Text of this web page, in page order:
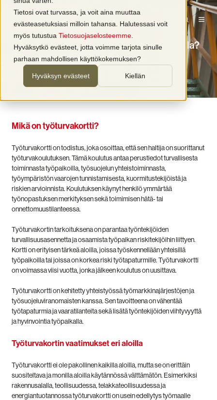
Tietosi ovat turvassa, ja voit aina muuttaa
evästeasetuksiasi milloin tahansa. Halutessasi voit
myös tutustua Tietosuojaselosteemme
Hyväksytkö evästeet, jotta voimme tarjota sinulle
parhaan mahdollisen käyttökokemuksen?
Hyväksyn evästeet Kiellän
Koulutus
Onko työturvakortti pakollinen kaikilla aloilla?
kirjoittajaPresto Oy 2 min lukuaika 6.10.2025 0:00
Mikä on työturvakortti?
Työturvakortti on todistus, joka osoittaa, että sen haltija on suorittanut
työturvakoulutuksen. Tämä koulutus antaa perustiedot turvallisesta
toiminnasta työpaikoilla, työsuojelun yhteistoiminnasta,
työympäristön vaarojen tunnistamisesta, kuormitustekijöistä ja
riskien arvioinnista. Koulutuksen käynyt henkilö ymmärtää
työnopastuksen merkityksen sekä toimimisen hätä- tai
onnettomuustilanteessa.
Työturvakortin tarkoituksena on parantaa työntekijöiden
turvallisuusasennetta ja osaamista työpaikan riskitekijöihin liittyen.
Kortti on erityisen tärkeä aloilla, joissa työskennellään yhteisillä
työpaikoilla tai joissa on korkea riski työtapaturmille. Työturvakortti
on voimassa viisi vuotta, jonka jälkeen koulutus on uusittava.
Työturvakortti on kehitetty yhteistyössä työmarkkinajärjestöjen ja
työsuojeluviranomaisten kanssa. Sen tavoitteena on vähentää
työtapaturmia ja vaaratilanteita sekä lisätä työntekijöiden viihtyvyyttä
ja hyvinvointia työpaikalla.
Työturvakortin vaatimukset eri aloilla
Työturvakortti ei ole pakollinen kaikilla aloilla, mutta se on erittäin
suositeltava ja monilla aloilla käytännössä välttämätön. Esimerkiksi
rakennusalalla, teollisuudessa, telakkateollisuudessa ja
energiantuotannossa työturvakortti on usein edellytys työmaalle